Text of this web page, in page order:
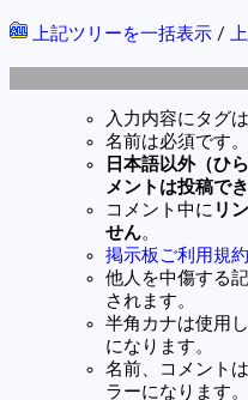
上記ツリーを一括表示 /
入力内容にタグ
名前は必須です。
日本語以外（ひ
メントは投稿で
コメント中に リ
せん。
掲示板ご利用規
他人を中傷する
されます。
半角カナは使用
になります。
名前、コメント
ラーになります。